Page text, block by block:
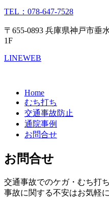
TEL：078-647-7528
〒655-0893 兵庫県神戸市垂
1F
LINEWEB
Home
むち打ち
交通事故防止
通院事例
お問合せ
お問合せ
交通事故でのケガ・むち打
事故に関する不安はお気軽